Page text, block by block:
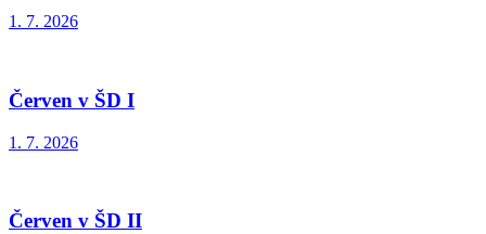
1. 7. 2026
Červen v ŠD I
1. 7. 2026
Červen v ŠD II